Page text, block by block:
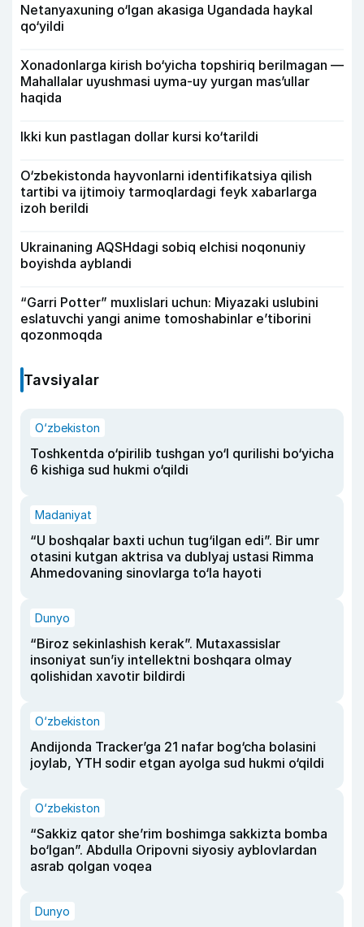
Netanyaxuning o‘lgan akasiga Ugandada haykal
qo‘yildi
Xonadonlarga kirish bo‘yicha topshiriq berilmagan —
Mahallalar uyushmasi uyma-uy yurgan mas’ullar
haqida
Ikki kun pastlagan dollar kursi ko‘tarildi
O‘zbekistonda hayvonlarni identifikatsiya qilish
tartibi va ijtimoiy tarmoqlardagi feyk xabarlarga
izoh berildi
Ukrainaning AQSHdagi sobiq elchisi noqonuniy
boyishda ayblandi
“Garri Potter” muxlislari uchun: Miyazaki uslubini
eslatuvchi yangi anime tomoshabinlar e’tiborini
qozonmoqda
Tavsiyalar
O‘zbekiston
Toshkentda o‘pirilib tushgan yo‘l qurilishi bo‘yicha
6 kishiga sud hukmi o‘qildi
Madaniyat
“U boshqalar baxti uchun tug‘ilgan edi”. Bir umr
otasini kutgan aktrisa va dublyaj ustasi Rimma
Ahmedovaning sinovlarga to‘la hayoti
Dunyo
“Biroz sekinlashish kerak”. Mutaxassislar
insoniyat sun’iy intellektni boshqara olmay
qolishidan xavotir bildirdi
O‘zbekiston
Andijonda Tracker’ga 21 nafar bog‘cha bolasini
joylab, YTH sodir etgan ayolga sud hukmi o‘qildi
O‘zbekiston
“Sakkiz qator she’rim boshimga sakkizta bomba
bo‘lgan”. Abdulla Oripovni siyosiy ayblovlardan
asrab qolgan voqea
Dunyo